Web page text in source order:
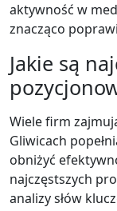
aktywność w
znacząco
Jakie są
Wiele firm
Gliwicach
obniżyć
najczęstszych
analizy słów